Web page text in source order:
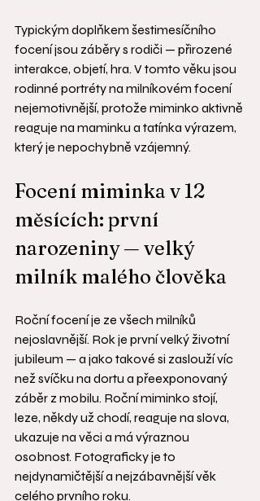
Typickým doplňkem šestimesíčního
focení jsou záběry s rodiči — přirozené
interakce, objetí, hra. V tomto věku jsou
rodinné portréty na milníkovém focení
nejemotivnější, protože miminko aktivně
reaguje na maminku a tatínka výrazem,
který je nepochybně vzájemný.
Focení miminka v 12
měsících: první
narozeniny — velký
milník malého člověka
Roční focení je ze všech milníků
nejoslavnější. Rok je první velký životní
jubileum — a jako takové si zaslouží víc
než svíčku na dortu a přeexponovaný
záběr z mobilu. Roční miminko stojí,
leze, někdy už chodí, reaguje na slova,
ukazuje na věci a má výraznou
osobnost. Fotograficky je to
nejdynamičtější a nejzábavnější věk
celého prvního roku.